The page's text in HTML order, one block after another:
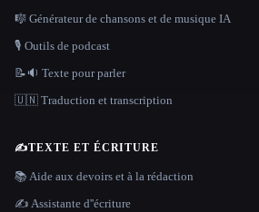
🎼 Générateur de chansons et de musique IA
🎙️ Outils de podcast
📝🔉 Texte pour parler
🇺🇳 Traduction et transcription
✍️TEXTE ET ÉCRITURE
📚 Aide aux devoirs et à la rédaction
✍️ Assistante d''écriture